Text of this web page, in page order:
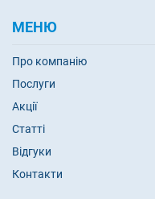
МЕНЮ
Про компанію
Послуги
Акції
Статті
Відгуки
Контакти